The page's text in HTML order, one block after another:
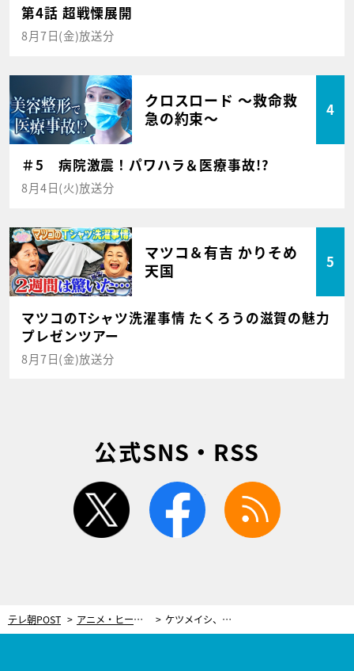
第4話 超戦慄展開
8月7日(金)放送分
クロスロード ～救命救
急の約束～
4
＃5 病院激震！パワハラ＆医療事故!?
8月4日(火)放送分
マツコ＆有吉 かりそめ
天国
5
マツコのTシャツ洗濯事情 たくろうの滋賀の魅力
プレゼンツアー
8月7日(金)放送分
公式SNS・RSS
twitter facebook
テレ朝POST アニメ・ヒーロー ケツメイシ、『クレヨンしんちゃん』新主題歌に！しんのすけの心遣いに感激「“しんさま”と呼びたい」